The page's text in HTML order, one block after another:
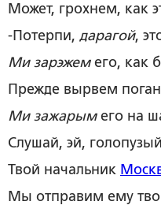
Может, грохнем, как
-Потерпи, дарагой,
Ми зарэжемего, как
Прежде вырвем
Ми зажарымего на
Слушай, эй,
Твой начальник
Мы отправим ему